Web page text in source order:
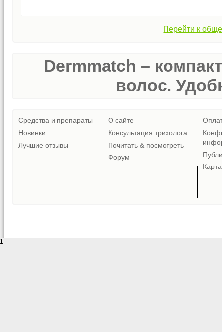
Перейти к
Dermmatch –
волос.
Средства и препараты
Новинки
Лучшие отзывы
О сайте
Консультация трихолога
Почитать & посмотреть
Форум
1